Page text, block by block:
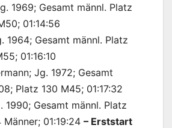
1969; Gesamt männl. Platz
01:14:56
1964; Gesamt männl. Platz
01:16:10
Jg. 1972; Gesamt
Platz 130 M45; 01:17:32
1990; Gesamt männl. Platz
01:19:24 – Erststart